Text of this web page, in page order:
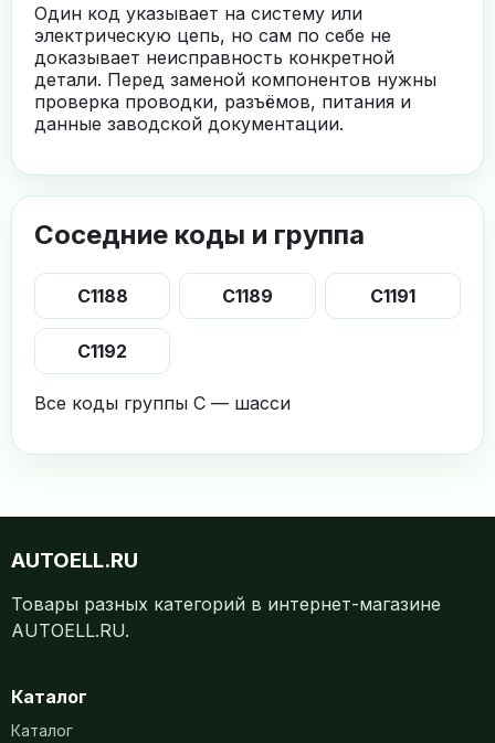
Один код указывает на систему или
электрическую цепь, но сам по себе не
доказывает неисправность конкретной
детали. Перед заменой компонентов нужны
проверка проводки, разъёмов, питания и
данные заводской документации.
Соседние коды и группа
C1188 C1189 C1191
C1192
Все коды группы C — шасси
AUTOELL.RU
Товары разных категорий в интернет-магазине
AUTOELL.RU.
Каталог
Каталог